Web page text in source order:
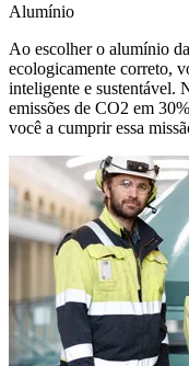
Alumínio
Ao escolher o alumínio
ecologicamente correto,
inteligente e sustentável.
emissões de CO2 em
você a cumprir essa